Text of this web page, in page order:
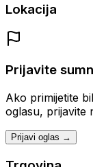
Lokacija
Prijavite
Ako primijetite
oglasu, prijavite
Prijavi oglas →